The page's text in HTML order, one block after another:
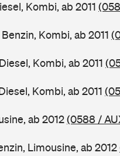
Kombi, ab 2011
Kombi, ab 2011
Kombi, ab 2011
Kombi, ab 2011
ab 2012(0588 /
Limousine, ab 2012